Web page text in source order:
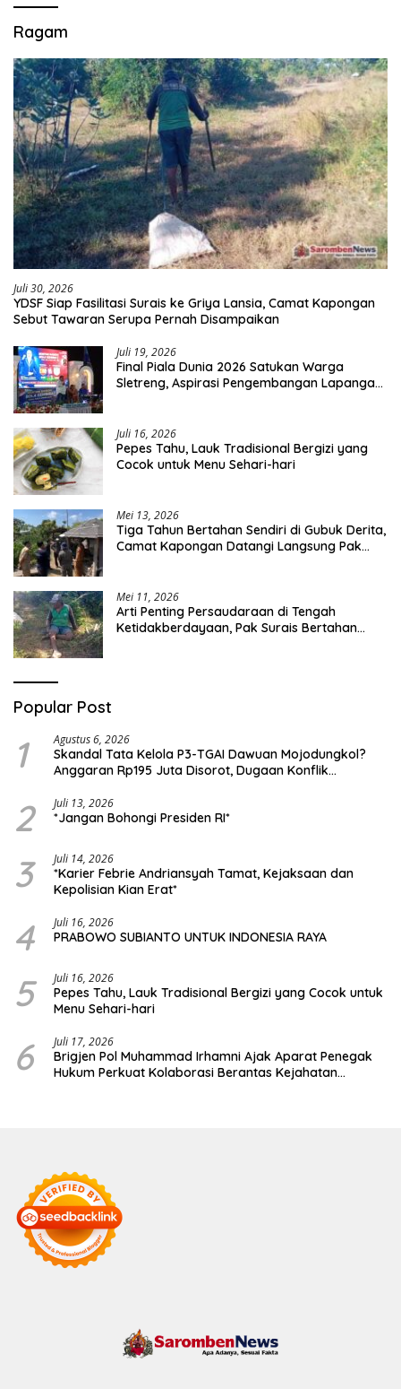
Ragam
Juli 30, 2026
YDSF Siap Fasilitasi Surais ke Griya Lansia, Camat Kapongan
Sebut Tawaran Serupa Pernah Disampaikan
Juli 19, 2026
Final Piala Dunia 2026 Satukan Warga
Sletreng, Aspirasi Pengembangan Lapangan
Juli 16, 2026
Pepes Tahu, Lauk Tradisional Bergizi yang
Cocok untuk Menu Sehari-hari
Mei 13, 2026
Tiga Tahun Bertahan Sendiri di Gubuk Derita,
Camat Kapongan Datangi Langsung Pak
Mei 11, 2026
Arti Penting Persaudaraan di Tengah
Ketidakberdayaan, Pak Surais Bertahan
Popular Post
1 Agustus 6, 2026
Skandal Tata Kelola P3-TGAI Dawuan Mojodungkol?
Anggaran Rp195 Juta Disorot, Dugaan Konflik
2 Juli 13, 2026
*Jangan Bohongi Presiden RI*
3 Juli 14, 2026
*Karier Febrie Andriansyah Tamat, Kejaksaan dan
Kepolisian Kian Erat*
4 Juli 16, 2026
PRABOWO SUBIANTO UNTUK INDONESIA RAYA
5 Juli 16, 2026
Pepes Tahu, Lauk Tradisional Bergizi yang Cocok untuk
Menu Sehari-hari
6 Juli 17, 2026
Brigjen Pol Muhammad Irhamni Ajak Aparat Penegak
Hukum Perkuat Kolaborasi Berantas Kejahatan